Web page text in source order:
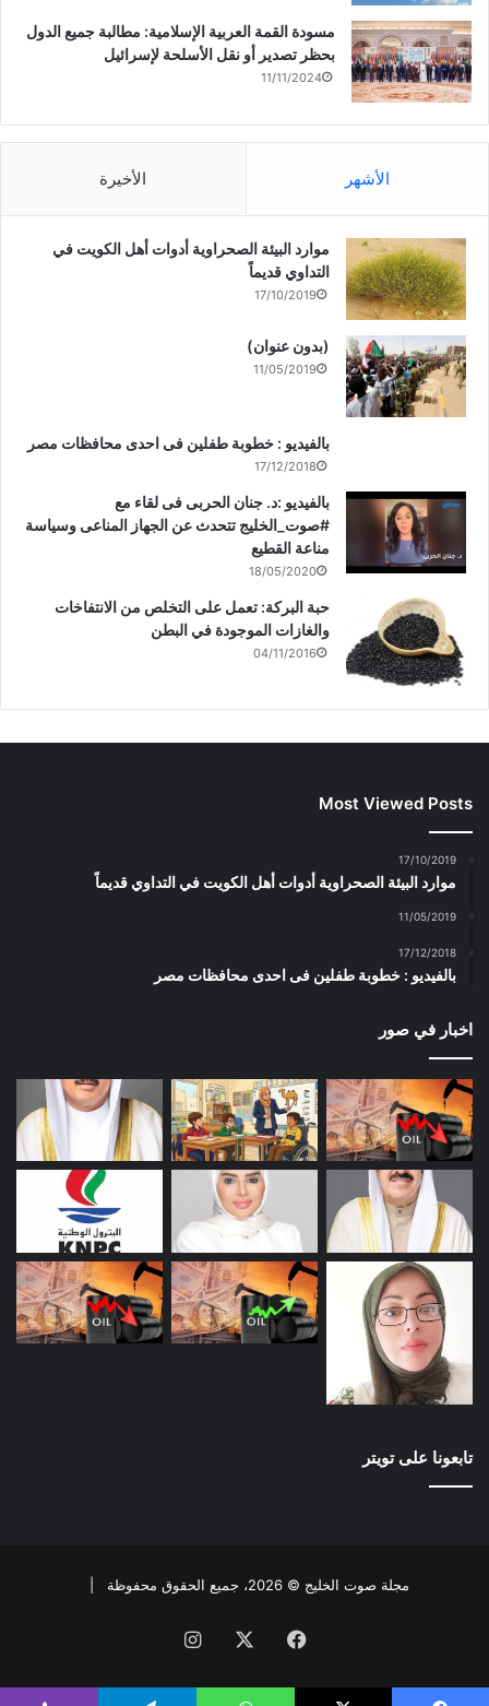
مسودة القمة العربية الإسلامية: مطالبة جميع الدول
بحظر تصدير أو نقل الأسلحة لإسرائيل
11/11/2024
الأشهر الأخيرة
موارد البيئة الصحراوية أدوات أهل الكويت في
التداوي قديماً
17/10/2019
(بدون عنوان)
11/05/2019
بالفيديو : خطوبة طفلين فى احدى محافظات مصر
17/12/2018
بالفيديو :د. جنان الحربى فى لقاء مع
#صوت_الخليج تتحدث عن الجهاز المناعى وسياسة
مناعة القطيع
18/05/2020
حبة البركة: تعمل على التخلص من الانتفاخات
والغازات الموجودة في البطن
04/11/2016
Most Viewed Posts
17/10/2019
موارد البيئة الصحراوية أدوات أهل الكويت في التداوي قديماً
11/05/2019
17/12/2018
بالفيديو : خطوبة طفلين فى احدى محافظات مصر
اخبار في صور
تابعونا على تويتر
مجلة صوت الخليج © 2026، جميع الحقوق محفوظة |
فيسبوك انستقرام